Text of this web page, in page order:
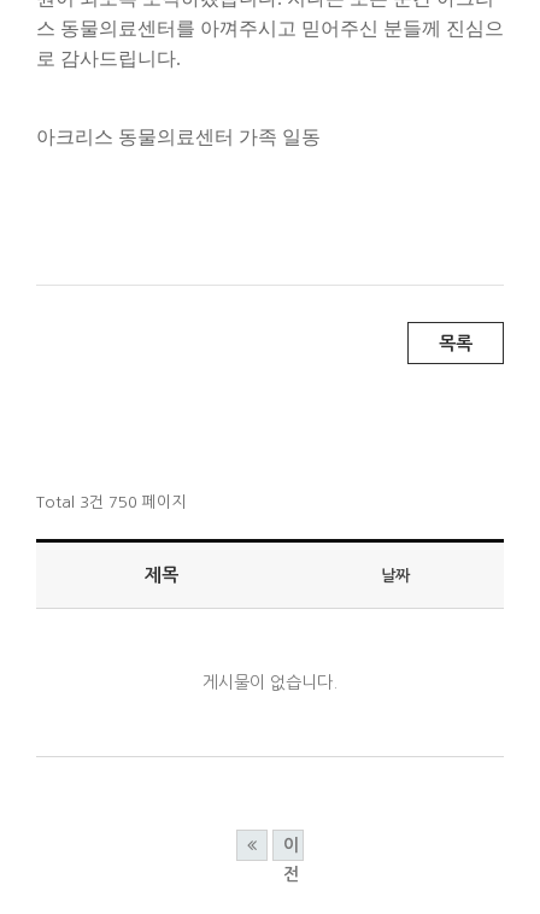
스 동물의료센터를 아껴주시고 믿어주신 분들께 진심으
로 감사드립니다.
아크리스 동물의료센터 가족 일동
목록
Total 3건 750 페이지
제목 날짜
게시물이 없습니다.
이
전